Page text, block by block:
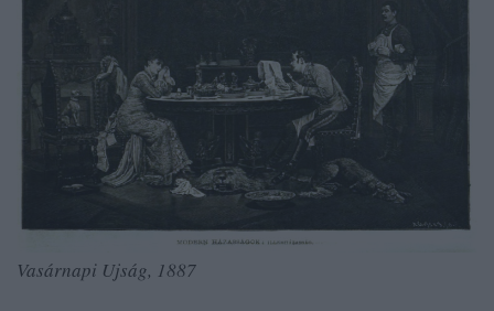
Vasárnapi Ujság, 1887